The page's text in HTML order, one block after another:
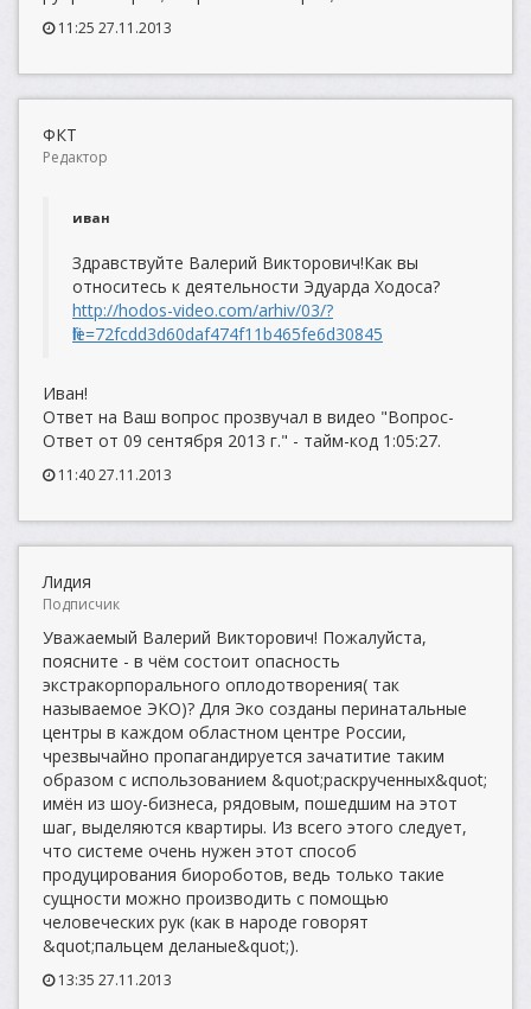
11:25 27.11.2013
ФКТ
Редактор
иван
Здравствуйте Валерий Викторович!Как вы
относитесь к деятельности Эдуарда Ходоса?
http://hodos-video.com/arhiv/03/?
file=72fcdd3d60daf474f11b465fe6d30845
Иван!
Ответ на Ваш вопрос прозвучал в видео "Вопрос-
Ответ от 09 сентября 2013 г." - тайм-код 1:05:27.
11:40 27.11.2013
Лидия
Подписчик
Уважаемый Валерий Викторович! Пожалуйста,
поясните - в чём состоит опасность
экстракорпорального оплодотворения( так
называемое ЭКО)? Для Эко созданы перинатальные
центры в каждом областном центре России,
чрезвычайно пропагандируется зачатитие таким
образом с использованием &quot;раскрученных&quot;
имён из шоу-бизнеса, рядовым, пошедшим на этот
шаг, выделяются квартиры. Из всего этого следует,
что системе очень нужен этот способ
продуцирования биороботов, ведь только такие
сущности можно производить с помощью
человеческих рук (как в народе говорят
&quot;пальцем деланые&quot;).
13:35 27.11.2013